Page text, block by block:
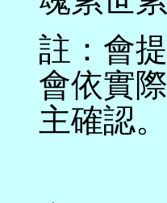
註：會
會依實
主確認。